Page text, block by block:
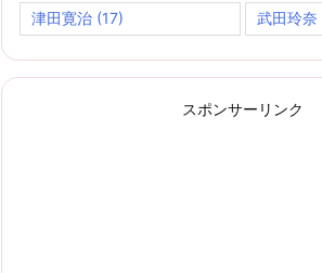
津田寛治 (17) 武田玲奈
スポンサーリンク